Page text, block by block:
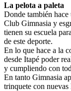
La pelota a paleta
Donde también hace
Club Gimnasia y
tienen su escuela
de este deporte.
En lo que hace a la
desde Itapé poder
y cumpliendo con
En tanto Gimnasia
trinquete con nuevas